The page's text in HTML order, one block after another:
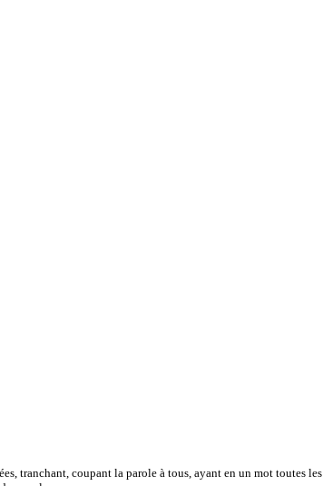
tranchant, coupant la parole à tous, ayant en un mot toutes les